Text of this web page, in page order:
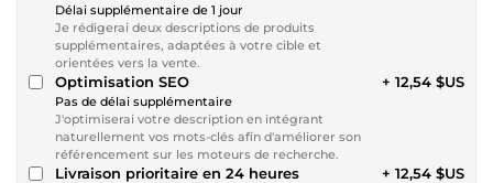
Délai supplémentaire de 1 jour
Je rédigerai deux descriptions de produits
supplémentaires, adaptées à votre cible et
orientées vers la vente.
Optimisation SEO
Pas de délai supplémentaire
J'optimiserai votre description en intégrant
naturellement vos mots-clés afin d'améliorer son
référencement sur les moteurs de recherche.
+ 12,54 $US
Livraison prioritaire en 24 heures + 12,54 $US